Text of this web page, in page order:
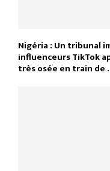
Nigéria : Un tribunal
influenceurs TikTok
très osée en train de